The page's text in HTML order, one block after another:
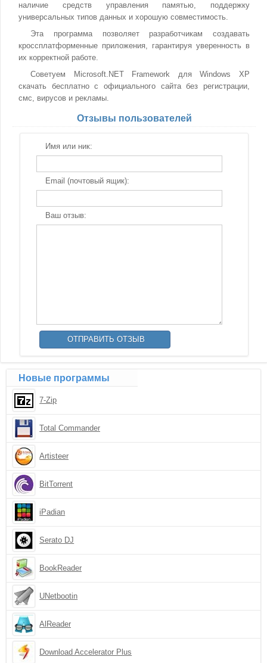
наличие средств управления памятью, поддержку
универсальных типов данных и хорошую совместимость.
Эта программа позволяет разработчикам создавать
кроссплатформенные приложения, гарантируя уверенность в
их корректной работе.
Советуем Microsoft.NET Framework для Windows XP
скачать бесплатно с официального сайта без регистрации,
смс, вирусов и рекламы.
Отзывы пользователей
Имя или ник:
Email (почтовый ящик):
Ваш отзыв:
Новые программы
7-Zip
Total Commander
Artisteer
BitTorrent
iPadian
Serato DJ
BookReader
UNetbootin
AlReader
Download Accelerator Plus